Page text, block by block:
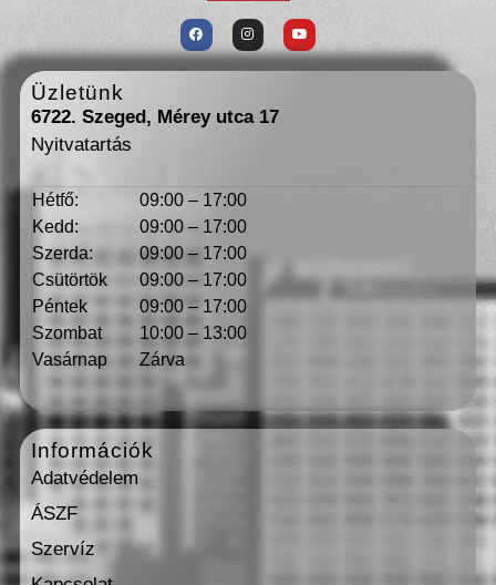
Üzletünk
6722. Szeged, Mérey utca 17
Nyitvatartás
Hétfő:
09:00 – 17:00
Kedd:
09:00 – 17:00
Szerda:
09:00 – 17:00
Csütörtök
09:00 – 17:00
Péntek
09:00 – 17:00
Szombat
10:00 – 13:00
Vasárnap
Zárva
Információk
Adatvédelem
ÁSZF
Szervíz